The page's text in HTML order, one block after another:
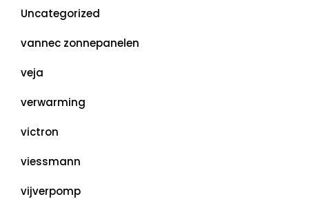
Uncategorized
vannec zonnepanelen
veja
verwarming
victron
viessmann
vijverpomp